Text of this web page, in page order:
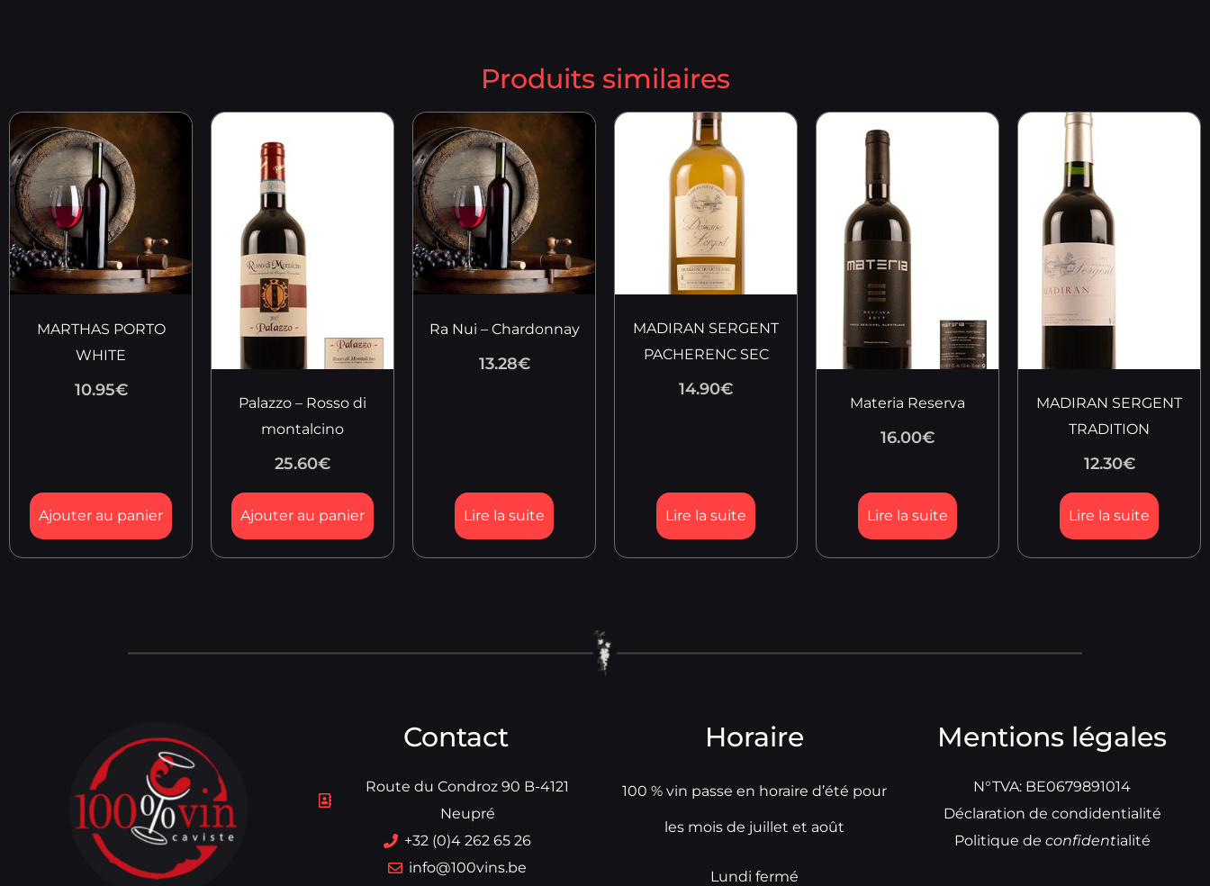
Produits similaires
MARTHAS PORTO
WHITE
10.95€
Ajouter au panier
Palazzo – Rosso di
montalcino
25.60€
Ajouter au panier
Ra Nui – Chardonnay
13.28€
Lire la suite
MADIRAN SERGENT
PACHERENC SEC
14.90€
Lire la suite
Materia Reserva
16.00€
Lire la suite
MADIRAN SERGENT
TRADITION
12.30€
Lire la suite
Contact
Route du Condroz 90 B-4121
Neupré
+32 (0)4 262 65 26
info@100vins.be
Horaire
100 % vin passe en horaire d’été pour
les mois de juillet et août
Lundi fermé
Mentions légales
N°TVA: BE0679891014
Déclaration de condidentialité
Politique de confidentialité